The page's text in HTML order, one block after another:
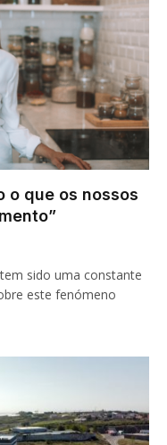
o que os nossos
sido uma constante
este fenómeno